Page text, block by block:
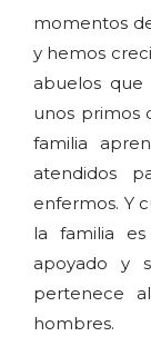
momentos
y hemos
abuelos que
unos primos
familia
atendidos
enfermos. Y
la familia
apoyado y
pertenece
hombres.